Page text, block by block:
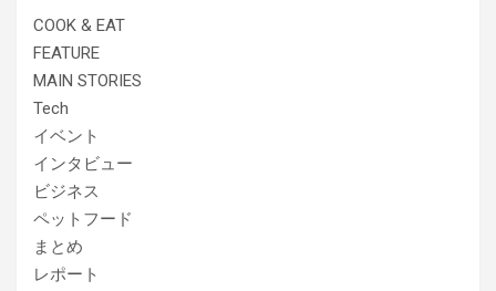
COOK & EAT
FEATURE
MAIN STORIES
Tech
イベント
インタビュー
ビジネス
ペットフード
まとめ
レポート